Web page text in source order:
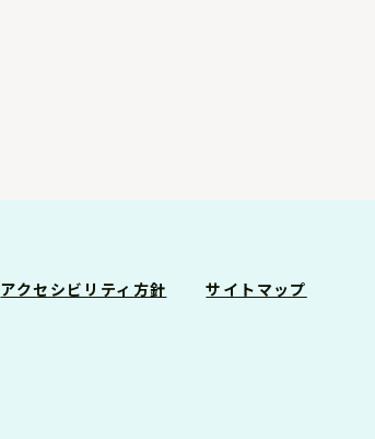
アクセシビリティ方針 サイトマップ